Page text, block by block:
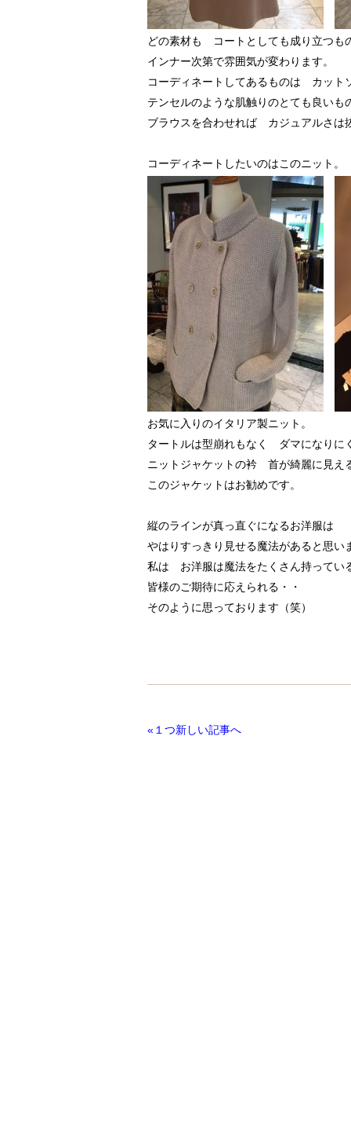
どの素材も コートとしても成り立つも
インナー次第で雰囲気が変わります。
コーディネートしてあるものは カット
テンセルのような肌触りのとても良いも
ブラウスを合わせれば カジュアルさは
コーディネートしたいのはこのニット。
お気に入りのイタリア製ニット。
タートルは型崩れもなく ダマになりに
ニットジャケットの衿 首が綺麗に見え
このジャケットはお勧めです。
縦のラインが真っ直ぐになるお洋服は
やはりすっきり見せる魔法があると思い
私は お洋服は魔法をたくさん持ってい
皆様のご期待に応えられる・・
そのように思っております（笑）
«１つ新しい記事へ